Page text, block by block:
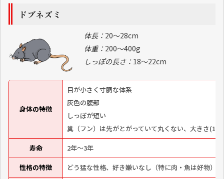
ドブネズミ
体長： 20～28cm
体重： 200～400g
しっぽの長さ： 18～22cm
身体の特徴
目が小さく寸胴な体系
灰色の腹部
しっぽが短い
糞（フン）は先がとがっていて丸くない、大きさ
寿命 2年～3年
性格の特徴 どう猛な性格、好き嫌いなし（特に肉・魚は好物）